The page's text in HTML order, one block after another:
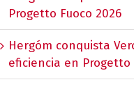
Progetto Fuoco 2026
Hergóm conquista
eficiencia en Progetto